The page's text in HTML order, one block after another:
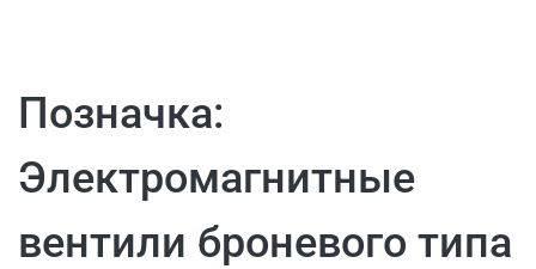
Позначка:
Электромагнитные
вентили броневого типа